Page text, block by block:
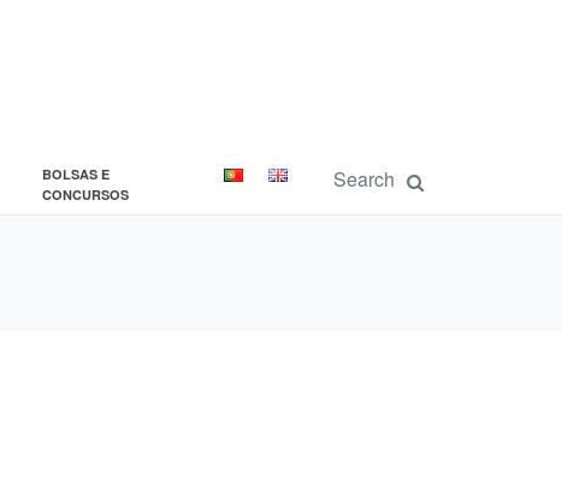
BOLSAS E
CONCURSOS